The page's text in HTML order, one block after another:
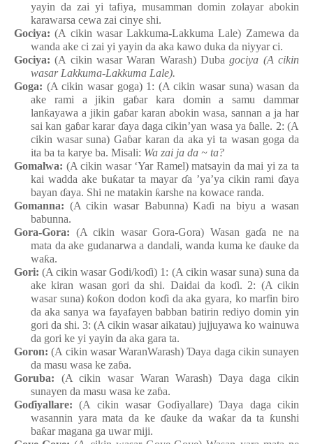
yayin da zai yi tafiya, musamman domin zolayar abokin
karawarsa cewa zai cinye shi.
Gociya: (A cikin wasar Lakkuma-Lakkuma Lale) Zamewa da
wanda ake ci zai yi yayin da aka kawo duka da niyyar ci.
Gociya:(A cikin wasar Waran Warash) Duba gociya (A cikin
wasar Lakkuma-Lakkuma Lale).
Goga: (A cikin wasar goga) 1: (A cikin wasar suna) wasan da
ake rami a jikin
gaɓar kara domin a samu
dammar
lanƙayawa a jikin gaɓar karan abokin wasa, sannan a ja har
sai kan gaɓar karar ɗaya daga cikin’yan wasa ya ɓalle. 2: (A
cikin wasar suna) Gaɓar karan da aka yi ta wasan goga da
ita ba ta karye ba. Misali: Wa zai ja da ~ ta?
Gomalwa: (A cikin wasar ‘Yar Ramel) matsayin da mai yi za ta
kai wadda ake buƙatar ta mayar ɗa ’ya’ya cikin rami ɗaya
bayan ɗaya. Shi ne matakin ƙarshe na kowace randa.
Gomanna: (A cikin wasar Babunna) Kaɗi na biyu a wasan
babunna.
Gora-Gora: (A cikin wasar Gora-Gora) Wasan gaɗa ne na
mata da ake gudanarwa a dandali, wanda kuma ke ɗauke da
waƙa.
Gori: (A cikin wasar Godi/koɗi) 1: (A cikin wasar suna) suna da
ake kiran wasan gori da shi. Daidai da koɗi. 2: (A cikin
wasar suna) ƙoƙon dodon koɗi da aka gyara, ko marfin biro
da aka sanya wa fayafayen babban batirin rediyo domin yin
gori da shi. 3: (A cikin wasar aikatau) jujjuyawa ko wainuwa
da gori ke yi yayin da aka gara ta.
Goron: (A cikin wasar WaranWarash)Ɗaya daga cikin sunayen
da masu wasa ke zaɓa.
Goruba: (A cikin wasar Waran Warash) Ɗaya daga
cikin
sunayen da masu wasa ke zaɓa.
Goɗiyallare: (A cikin wasar Goɗiyallare)Ɗaya daga cikin
wasannin yara mata da ke ɗauke da waƙar da ta ƙunshi
baƙar magana ga uwar miji.